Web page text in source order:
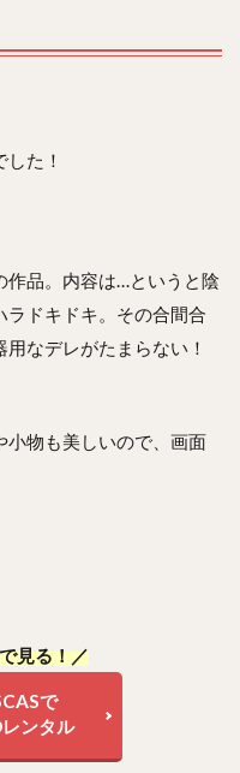
た！
作品。内容は…というと陰
ドキドキ。その合間合
なデレがたまらない！
小物も美しいので、画面
見る！／
で
ンタル